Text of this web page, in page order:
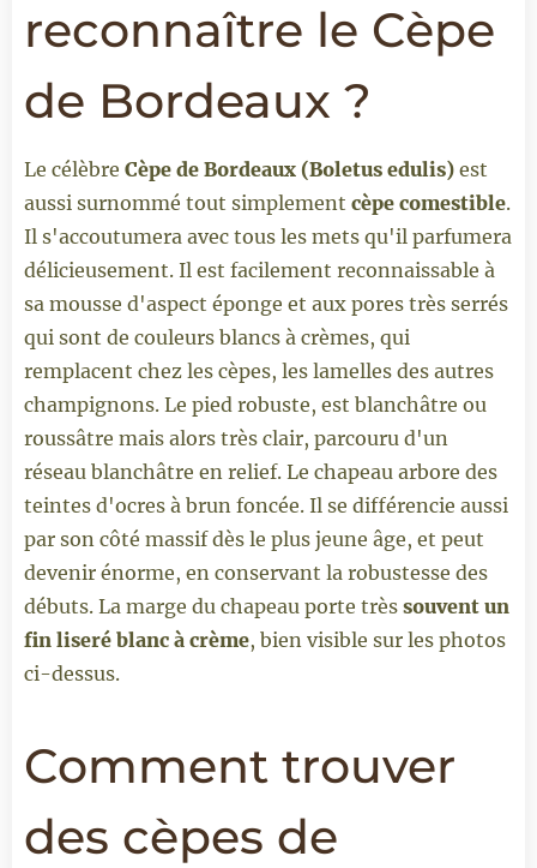
reconnaître le Cèpe
de Bordeaux ?
Le célèbre Cèpe de Bordeaux (Boletus edulis) est
aussi surnommé tout simplement cèpe comestible.
Il s'accoutumera avec tous les mets qu'il parfumera
délicieusement. Il est facilement reconnaissable à
sa mousse d'aspect éponge et aux pores très serrés
qui sont de couleurs blancs à crèmes, qui
remplacent chez les cèpes, les lamelles des autres
champignons. Le pied robuste, est blanchâtre ou
roussâtre mais alors très clair, parcouru d'un
réseau blanchâtre en relief. Le chapeau arbore des
teintes d'ocres à brun foncée. Il se différencie aussi
par son côté massif dès le plus jeune âge, et peut
devenir énorme, en conservant la robustesse des
débuts. La marge du chapeau porte très souvent un
fin liseré blanc à crème, bien visible sur les photos
ci-dessus.
Comment trouver
des cèpes de